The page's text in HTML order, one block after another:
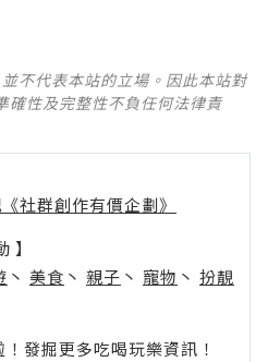
不代表本站的立場。因此本站對
確性及完整性不負任何法律責
社群創作有價企劃》
】
丶 美食 丶 親子 丶 寵物 丶 扮靚
發掘更多吃喝玩樂資訊！